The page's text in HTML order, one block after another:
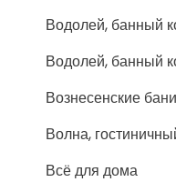
Водолей, банный
Водолей, банный
Вознесенские бани
Волна,
Всё для дома